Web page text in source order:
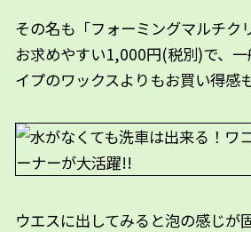
その名も「フォーミングマルチク
お求めやすい1,000円(税別)で、
イプのワックスよりもお買い得感
ウエスに出してみると泡の感じが